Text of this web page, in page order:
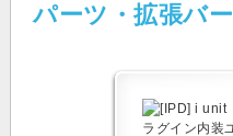
パーツ・拡張バー